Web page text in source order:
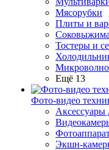
Мясорубки
Плиты и
Тостеры и
Ещё 13
Фото-видео
Аксессуары
Экшн-